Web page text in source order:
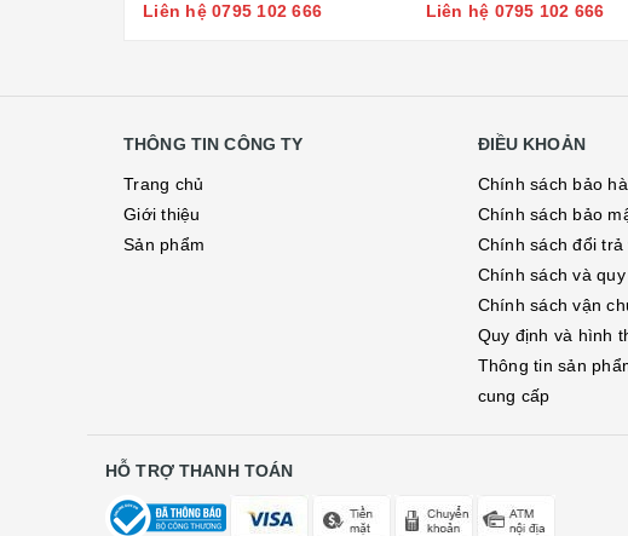
Liên hệ 0795 102 666 Liên hệ 0795 102 666
THÔNG TIN CÔNG TY
Trang chủ
Giới thiệu
Sản phẩm
ĐIỀU KHOẢN
Chính sách bảo
Chính sách bảo
Chính sách đổi trả
Chính sách và
Chính sách vận
Quy định và hình
Thông tin sản
cung cấp
HỖ TRỢ THANH TOÁN